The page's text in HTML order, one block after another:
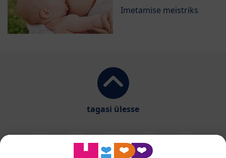
Imetamise meistriks
tagasi ülesse